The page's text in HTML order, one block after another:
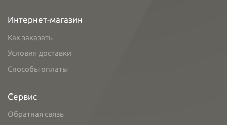
Интернет-магазин
Как заказать
Условия доставки
Способы оплаты
Сервис
Обратная связь